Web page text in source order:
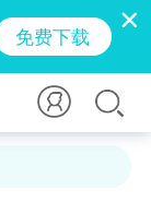
免费下载